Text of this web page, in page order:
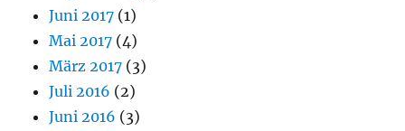
Juni 2017 (1)
Mai 2017 (4)
März 2017 (3)
Juli 2016 (2)
Juni 2016 (3)